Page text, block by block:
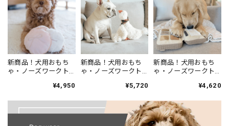
新商品！犬用おもち
ゃ・ノーズワークト
¥4,950
新商品！犬用おもち
ゃ・ノーズワークト
¥5,720
新商品！犬用おもち
ゃ・ノーズワークト
シャドウパレット¥4,620